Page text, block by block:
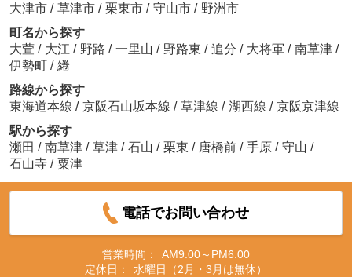
大津市 / 草津市 / 栗東市 / 守山市 / 野洲市
町名から探す
大萱 / 大江 / 野路 / 一里山 / 野路東 / 追分 / 大将軍 / 南草津 /
伊勢町 / 綣
路線から探す
東海道本線 / 京阪石山坂本線 / 草津線 / 湖西線 / 京阪京津線
駅から探す
瀬田 / 南草津 / 草津 / 石山 / 栗東 / 唐橋前 / 手原 / 守山 /
石山寺 / 粟津
電話でお問い合わせ
営業時間：
AM9:00～PM6:00
定休日：
水曜日（2月・3月は無休）